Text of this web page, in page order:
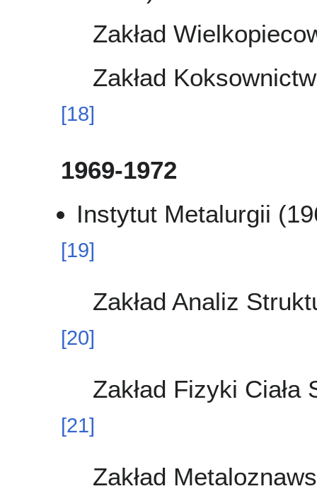
Zakład
Zakład
[18]
1969-1972
Instytut Metalurgii
[19]
Zakład Analiz
[20]
Zakład Fizyki Ciała
[21]
Zakład